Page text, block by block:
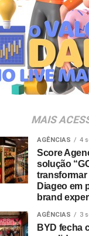
MAIS
AGÊNCIAS 4
Score
solução
Diageo em
brand
AGÊNCIAS 3
BYD fecha